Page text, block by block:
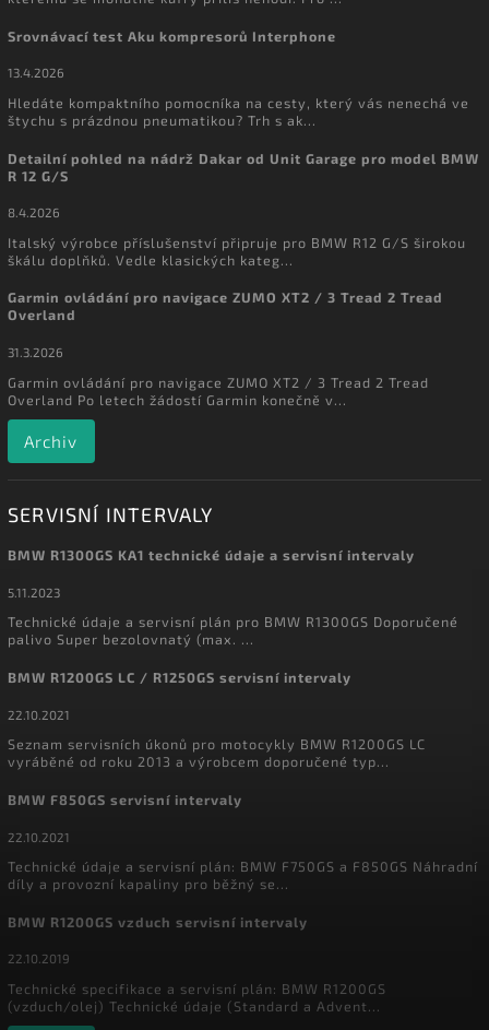
Srovnávací test Aku kompresorů Interphone
13.4.2026
Hledáte kompaktního pomocníka na cesty, který vás nenechá ve
štychu s prázdnou pneumatikou? Trh s ak...
Detailní pohled na nádrž Dakar od Unit Garage pro model BMW
R 12 G/S
8.4.2026
Italský výrobce příslušenství připruje pro BMW R12 G/S širokou
škálu doplňků. Vedle klasických kateg...
Garmin ovládání pro navigace ZUMO XT2 / 3 Tread 2 Tread
Overland
31.3.2026
Garmin ovládání pro navigace ZUMO XT2 / 3 Tread 2 Tread
Overland Po letech žádostí Garmin konečně v...
Archiv
SERVISNÍ INTERVALY
BMW R1300GS KA1 technické údaje a servisní intervaly
5.11.2023
Technické údaje a servisní plán pro BMW R1300GS Doporučené
palivo Super bezolovnatý (max. ...
BMW R1200GS LC / R1250GS servisní intervaly
22.10.2021
Seznam servisních úkonů pro motocykly BMW R1200GS LC
vyráběné od roku 2013 a výrobcem doporučené typ...
BMW F850GS servisní intervaly
22.10.2021
Technické údaje a servisní plán: BMW F750GS a F850GS Náhradní
díly a provozní kapaliny pro běžný se...
BMW R1200GS vzduch servisní intervaly
22.10.2019
Technické specifikace a servisní plán: BMW R1200GS
(vzduch/olej) Technické údaje (Standard a Advent...